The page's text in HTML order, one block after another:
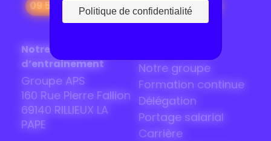
09 54 80 92 13 07 69 72 60 49
Notre base
d’entrainement
Groupe APS
160 Rue Pierre Fallion
69140 RILLIEUX LA
PAPE
Notre groupe
Formation continue
Délégation
Portage salarial
Carrière
Politique de confidentialité